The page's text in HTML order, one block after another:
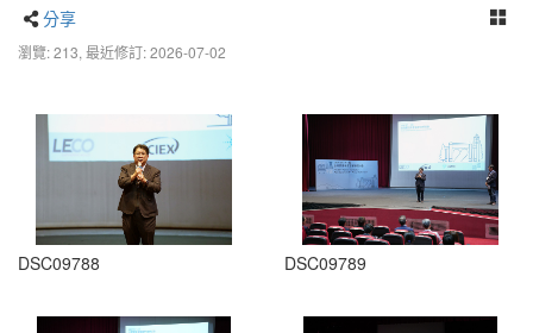
分享
瀏覽: 213, 最近修訂: 2026-07-02
DSC09788 DSC09789